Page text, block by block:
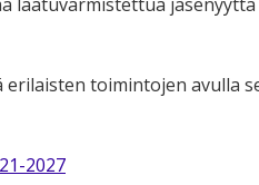
toimintojen avulla
2027